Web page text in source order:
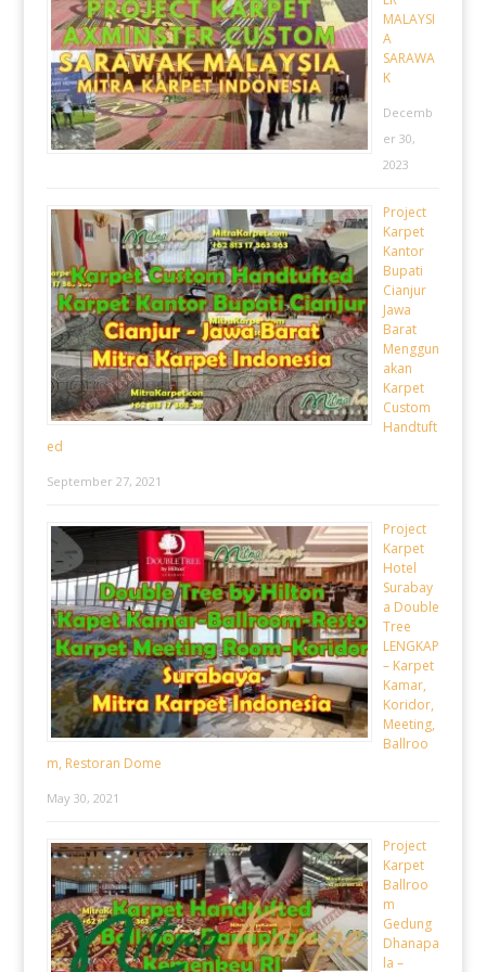
MALAYSI
A
SARAWA
K
Decemb
er 30,
2023
Project
Karpet
Kantor
Bupati
Cianjur
Jawa
Barat
Menggun
akan
Karpet
Custom
Handtuft
ed
September 27, 2021
Project
Karpet
Hotel
Surabay
a Double
Tree
LENGKAP
– Karpet
Kamar,
Koridor,
Meeting,
Ballroo
m, Restoran Dome
May 30, 2021
Project
Karpet
Ballroo
m
Gedung
Dhanapa
la –